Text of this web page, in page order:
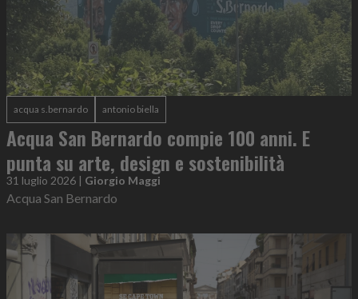
acqua s.bernardo antonio biella
Acqua San Bernardo compie 100 anni. E
punta su arte, design e sostenibilità
31 luglio 2026 | Giorgio Maggi
Acqua San Bernardo